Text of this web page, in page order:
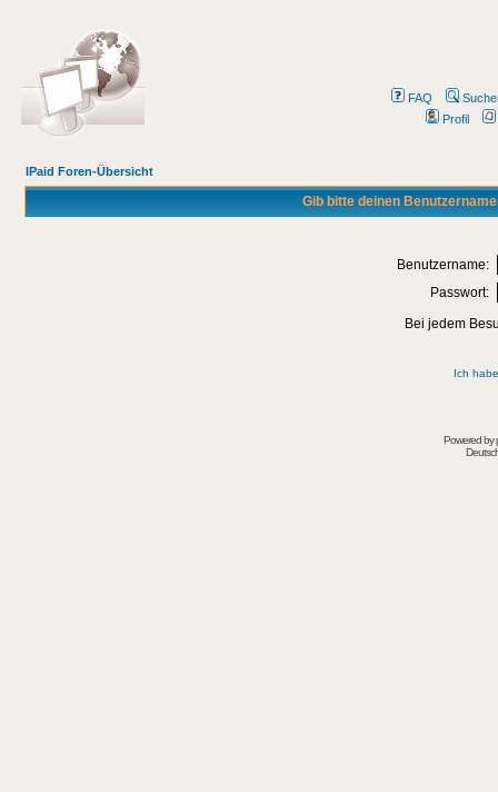
FAQ
Profil
IPaid Foren-Übersicht
Gib bitte deinen
Benutzername:
Passwort:
Bei jedem
Ich
Powered by